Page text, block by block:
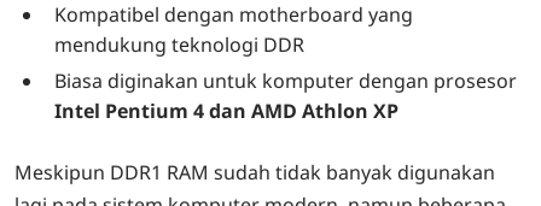
Kompatibel dengan motherboard yang
mendukung teknologi DDR
Biasa diginakan untuk komputer dengan prosesor
Intel Pentium 4 dan AMD Athlon XP
Meskipun DDR1 RAM sudah tidak banyak digunakan